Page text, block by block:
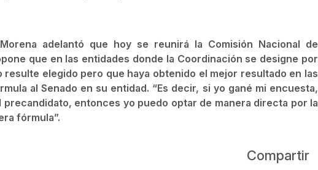
adelantó que hoy se reunirá la Comisión Nacional de
que en las entidades donde la Coordinación se designe por
elegido pero que haya obtenido el mejor resultado en las
al Senado en su entidad. “Es decir, si yo gané mi encuesta,
entonces yo puedo optar de manera directa por la
fórmula”.
Compartir